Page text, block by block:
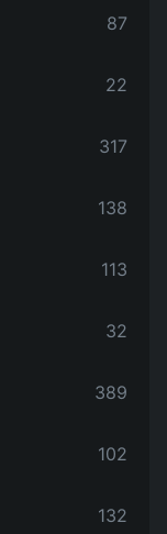
87
22
317
138
113
32
389
102
132